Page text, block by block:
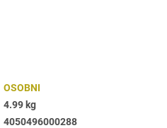
OSOBNI
4.99 kg
4050496000288